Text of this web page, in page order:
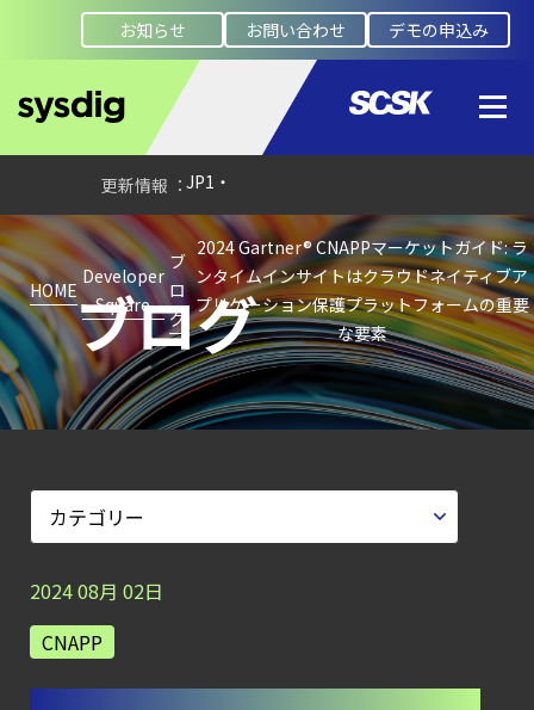
お知らせ お問い合わせ デモの申込み
【ブログ】
サーバ・
コンテナの統合セキュリティ強化
第4回： Sysdig・
JP1・
Illumio連携における自動隔離検証
―
検知イベント取り扱いの課題と解消策
【お知らせ】
ブログを更新しました
【ブログ】
セキュリティブリーフィング：
AIワークロードのコンテナセキュリティ
セキュリティ運用の効率化を実現するSysdig
ブログ
HOME
Developer
Square
ブ
ロ
グ
2024 Gartner® CNAPPマーケットガイド: ラ
ンタイムインサイトはクラウドネイティブア
プリケーション保護プラットフォームの重要
な要素
202408月 02日
CNAPP